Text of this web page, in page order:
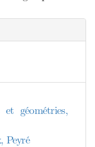
géométries,
Peyré